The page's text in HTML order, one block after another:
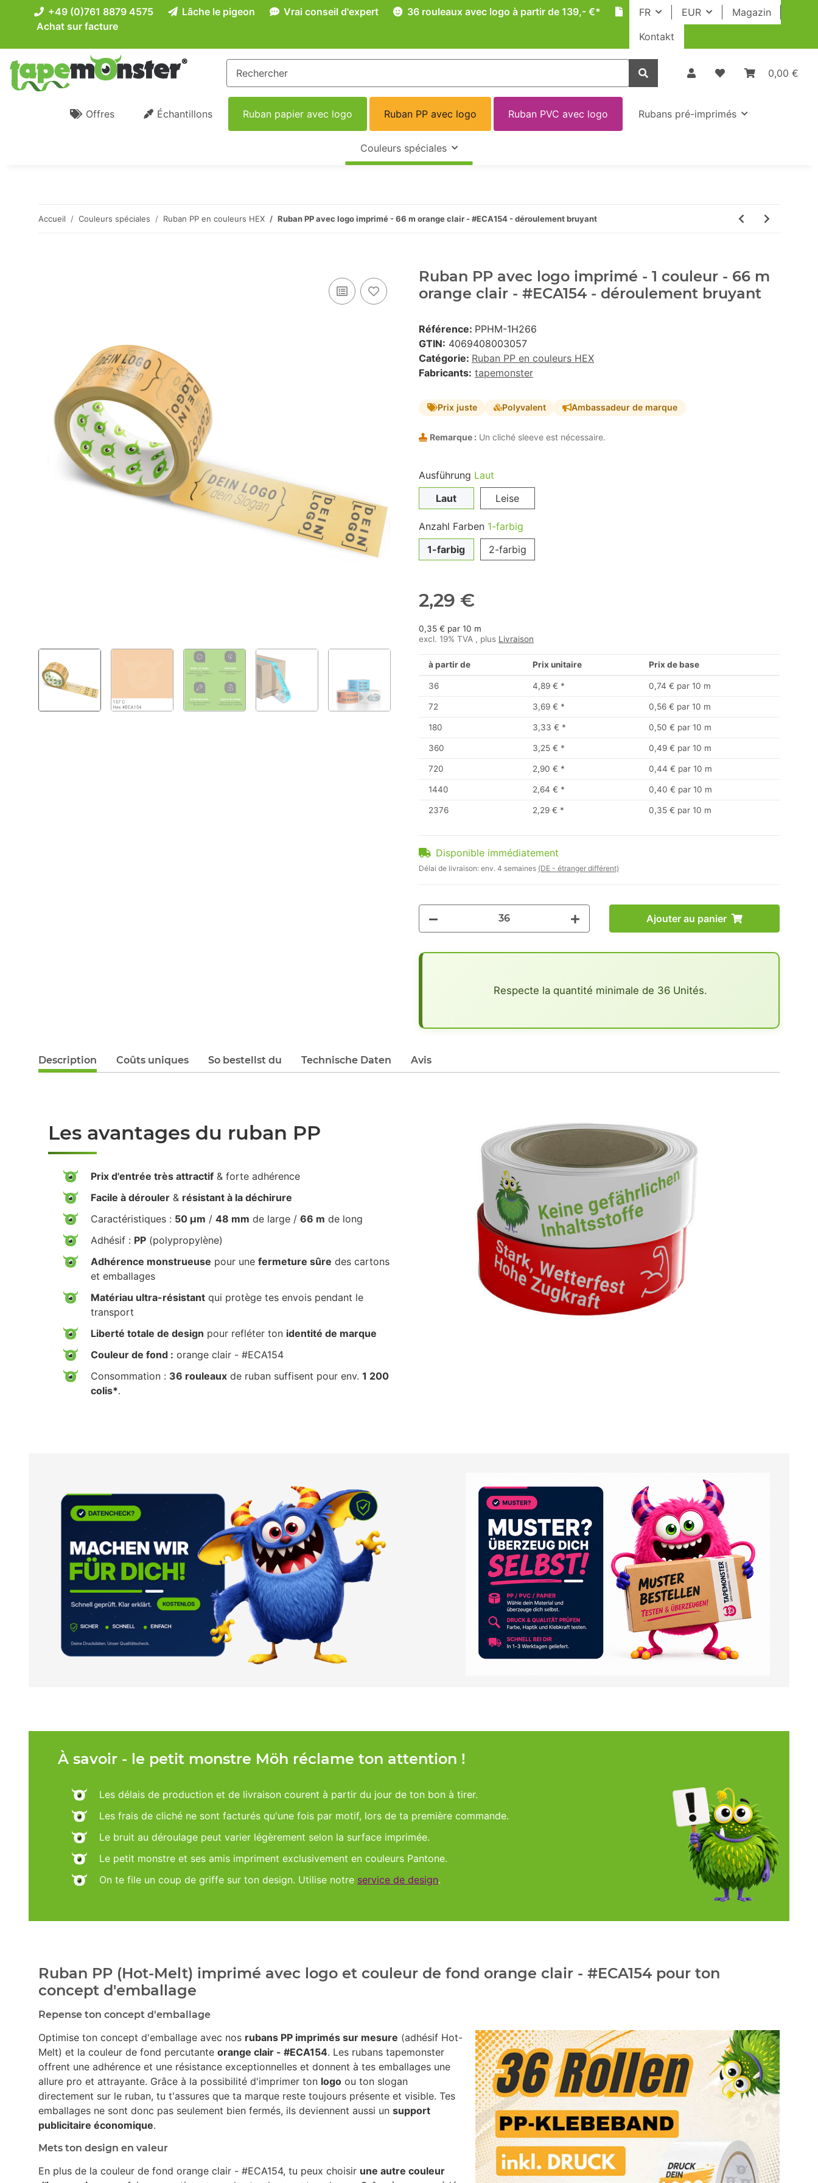
FR EUR
Magazin
Kontakt
+49 (0)761 8879 4575 Lâche le pigeon Vrai conseil d'expert
36 rouleaux avec logo à partir de 139,- €*
Achat sur facture
0,00 €
Offres Échantillons Ruban papier avec logo Ruban PP avec logo Ruban PVC avec logo Rubans pré-imprimés
Couleurs spéciales
Accueil Couleurs spéciales Ruban PP en couleurs HEX Ruban PP avec logo imprimé - 66 m orange clair - #ECA154 - déroulement bruyant
Ruban PP avec logo imprimé - 1 couleur - 66 m
orange clair - #ECA154 - déroulement bruyant
Référence: PPHM-1H266
GTIN: 4069408003057
Catégorie: Ruban PP en couleurs HEX
Fabricants: tapemonster
Prix juste Polyvalent Ambassadeur de marque
Remarque : Un cliché sleeve est nécessaire.
Ausführung Laut
Laut
Leise
Anzahl Farben 1-farbig
1-farbig
2-farbig
2,29 €
0,35 € par 10 m
excl. 19% TVA , plus Livraison
à partir de Prix unitaire Prix de base
36 4,89 € * 0,74 € par 10 m
72 3,69 € * 0,56 € par 10 m
180 3,33 € * 0,50 € par 10 m
360 3,25 € * 0,49 € par 10 m
720 2,90 € * 0,44 € par 10 m
1440 2,64 € * 0,40 € par 10 m
2376 2,29 € * 0,35 € par 10 m
Disponible immédiatement
Délai de livraison: env. 4 semaines (DE - étranger différent)
Ajouter au panier
Respecte la quantité minimale de 36 Unités.
Description Coûts uniques So bestellst du Technische Daten Avis
Les avantages du ruban PP
Prix d'entrée très attractif & forte adhérence
Facile à dérouler & résistant à la déchirure
Caractéristiques : 50 µm / 48 mm de large / 66 m de long
Adhésif : PP (polypropylène)
Adhérence monstrueuse pour une fermeture sûre des cartons
et emballages
Matériau ultra-résistant qui protège tes envois pendant le
transport
Liberté totale de design pour refléter ton identité de marque
Couleur de fond : orange clair - #ECA154
Consommation : 36 rouleaux de ruban suffisent pour env. 1 200
colis*.
À savoir - le petit monstre Möh réclame ton attention !
Les délais de production et de livraison courent à partir du jour de ton bon à tirer.
Les frais de cliché ne sont facturés qu'une fois par motif, lors de ta première commande.
Le bruit au déroulage peut varier légèrement selon la surface imprimée.
Le petit monstre et ses amis impriment exclusivement en couleurs Pantone.
On te file un coup de griffe sur ton design. Utilise notre service de design.
Ruban PP (Hot-Melt) imprimé avec logo et couleur de fond orange clair - #ECA154 pour ton
concept d'emballage
Repense ton concept d'emballage
Optimise ton concept d'emballage avec nos rubans PP imprimés sur mesure (adhésif Hot-
Melt) et la couleur de fond percutante orange clair - #ECA154. Les rubans tapemonster
offrent une adhérence et une résistance exceptionnelles et donnent à tes emballages une
allure pro et attrayante. Grâce à la possibilité d'imprimer ton logo ou ton slogan
directement sur le ruban, tu t'assures que ta marque reste toujours présente et visible. Tes
emballages ne sont donc pas seulement bien fermés, ils deviennent aussi un support
publicitaire économique.
Mets ton design en valeur
En plus de la couleur de fond orange clair - #ECA154, tu peux choisir une autre couleur